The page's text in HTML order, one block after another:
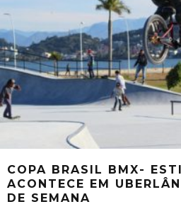
COPA BRASIL BMX-
ACONTECE EM
DE SEMANA